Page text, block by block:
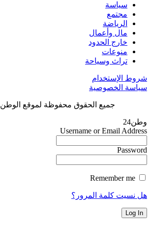
سياسة
مجتمع
الرياضة
مال وأعمال
خارج الحدود
منوعات
تراث وسياحة
شروط الإستخدام
سياسة الخصوصية
جميع الحقوق محفوظة لموقع الوطن24 © 2025
وطن24
Username or Email Address
Password
هل نسيت كلمة المرور؟